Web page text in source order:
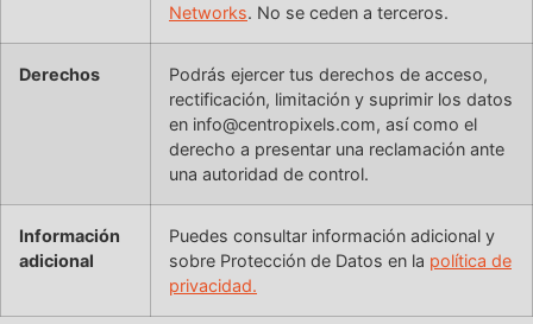
Networks. No se ceden a terceros.
Derechos
Podrás ejercer tus derechos de acceso,
rectificación, limitación y suprimir los datos
en info@centropixels.com, así como el
derecho a presentar una reclamación ante
una autoridad de control.
Información
adicional
Puedes consultar información adicional y
sobre Protección de Datos en la política de
privacidad.